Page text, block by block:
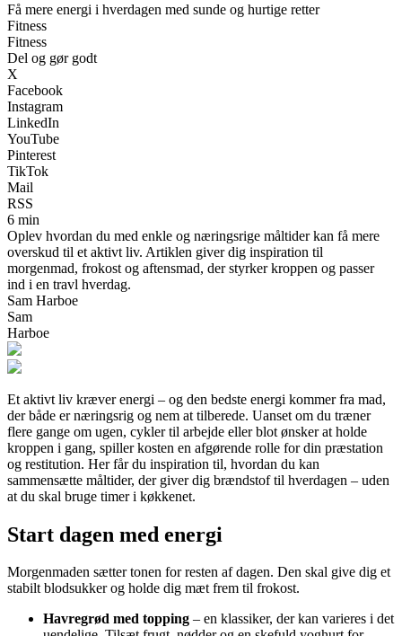
Få mere energi i hverdagen med sunde og hurtige retter
Fitness
Fitness
Del og gør godt
X
Facebook
Instagram
LinkedIn
YouTube
Pinterest
TikTok
Mail
RSS
6 min
Oplev hvordan du med enkle og næringsrige måltider kan få mere
overskud til et aktivt liv. Artiklen giver dig inspiration til
morgenmad, frokost og aftensmad, der styrker kroppen og passer
ind i en travl hverdag.
Sam Harboe
Sam
Harboe
Et aktivt liv kræver energi – og den bedste energi kommer fra mad,
der både er næringsrig og nem at tilberede. Uanset om du træner
flere gange om ugen, cykler til arbejde eller blot ønsker at holde
kroppen i gang, spiller kosten en afgørende rolle for din præstation
og restitution. Her får du inspiration til, hvordan du kan
sammensætte måltider, der giver dig brændstof til hverdagen – uden
at du skal bruge timer i køkkenet.
Start dagen med energi
Morgenmaden sætter tonen for resten af dagen. Den skal give dig et
stabilt blodsukker og holde dig mæt frem til frokost.
Havregrød med topping – en klassiker, der kan varieres i det